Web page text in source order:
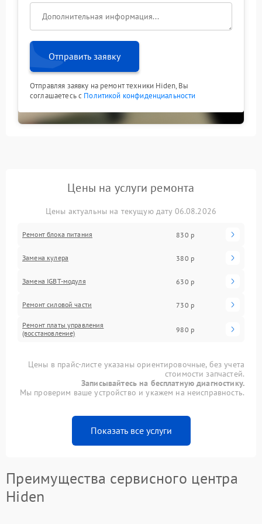
Отправить заявку
Отправляя заявку на ремонт техники Hiden, Вы
соглашаетесь с Политикой конфиденциальности
Цены на услуги ремонта
Цены актуальны на текущую дату 06.08.2026
Ремонт блока питания 830 р
Замена кулера 380 р
Замена IGBT-модуля 630 р
Ремонт силовой части 730 р
Ремонт платы управления
(восстановление)
980 р
Цены в прайс-листе указаны ориентировочные, без учета
стоимости запчастей.
Записывайтесь на бесплатную диагностику.
Мы проверим ваше устройство и укажем на неисправность.
Показать все услуги
Преимущества сервисного центра
Hiden